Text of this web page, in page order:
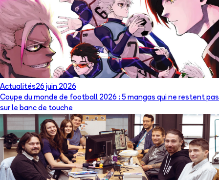
Actualités26 juin 2026
Coupe du monde de football 2026 : 5 mangas qui ne restent pas
sur le banc de touche